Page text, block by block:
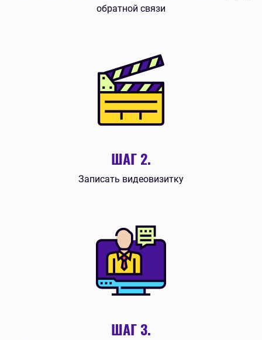
обратной связи
ШАГ 2.
Записать видеовизитку
ШАГ 3.